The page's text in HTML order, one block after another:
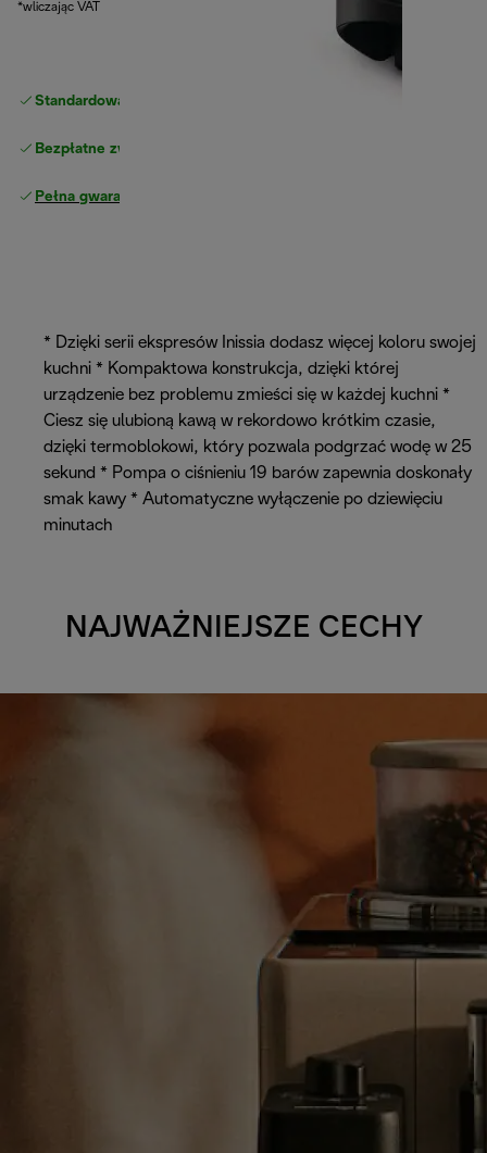
*wliczając VAT
Standardowa bezpłatna dostawa
Bezpłatne zwroty
Pełna gwarancja producenta
* Dzięki serii ekspresów Inissia dodasz więcej koloru swojej
kuchni * Kompaktowa konstrukcja, dzięki której
urządzenie bez problemu zmieści się w każdej kuchni *
Ciesz się ulubioną kawą w rekordowo krótkim czasie,
dzięki termoblokowi, który pozwala podgrzać wodę w 25
sekund * Pompa o ciśnieniu 19 barów zapewnia doskonały
smak kawy * Automatyczne wyłączenie po dziewięciu
minutach
NAJWAŻNIEJSZE CECHY